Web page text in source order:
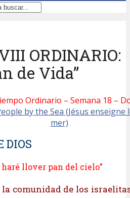
ORDINARIO:
de Vida”
Ordinario – Semana 18 –
DIOS
haré llover pan del cielo”
la comunidad de los